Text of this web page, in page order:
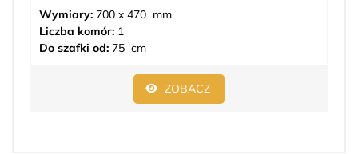
Wymiary: 700 x 470 mm
Liczba komór: 1
Do szafki od: 75 cm
ZOBACZ